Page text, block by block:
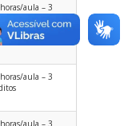
aula – 3
aula – 3
aula – 3